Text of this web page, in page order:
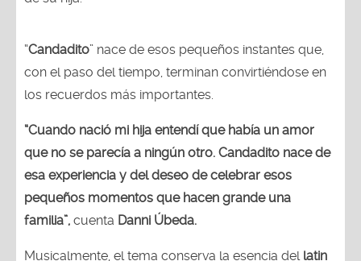
“Candadito” nace de esos pequeños instantes que,
con el paso del tiempo, terminan convirtiéndose en
los recuerdos más importantes.
“Cuando nació mi hija entendí que había un amor
que no se parecía a ningún otro. Candadito nace de
esa experiencia y del deseo de celebrar esos
pequeños momentos que hacen grande una
familia”, cuenta Danni Úbeda.
Musicalmente, el tema conserva la esencia del latin